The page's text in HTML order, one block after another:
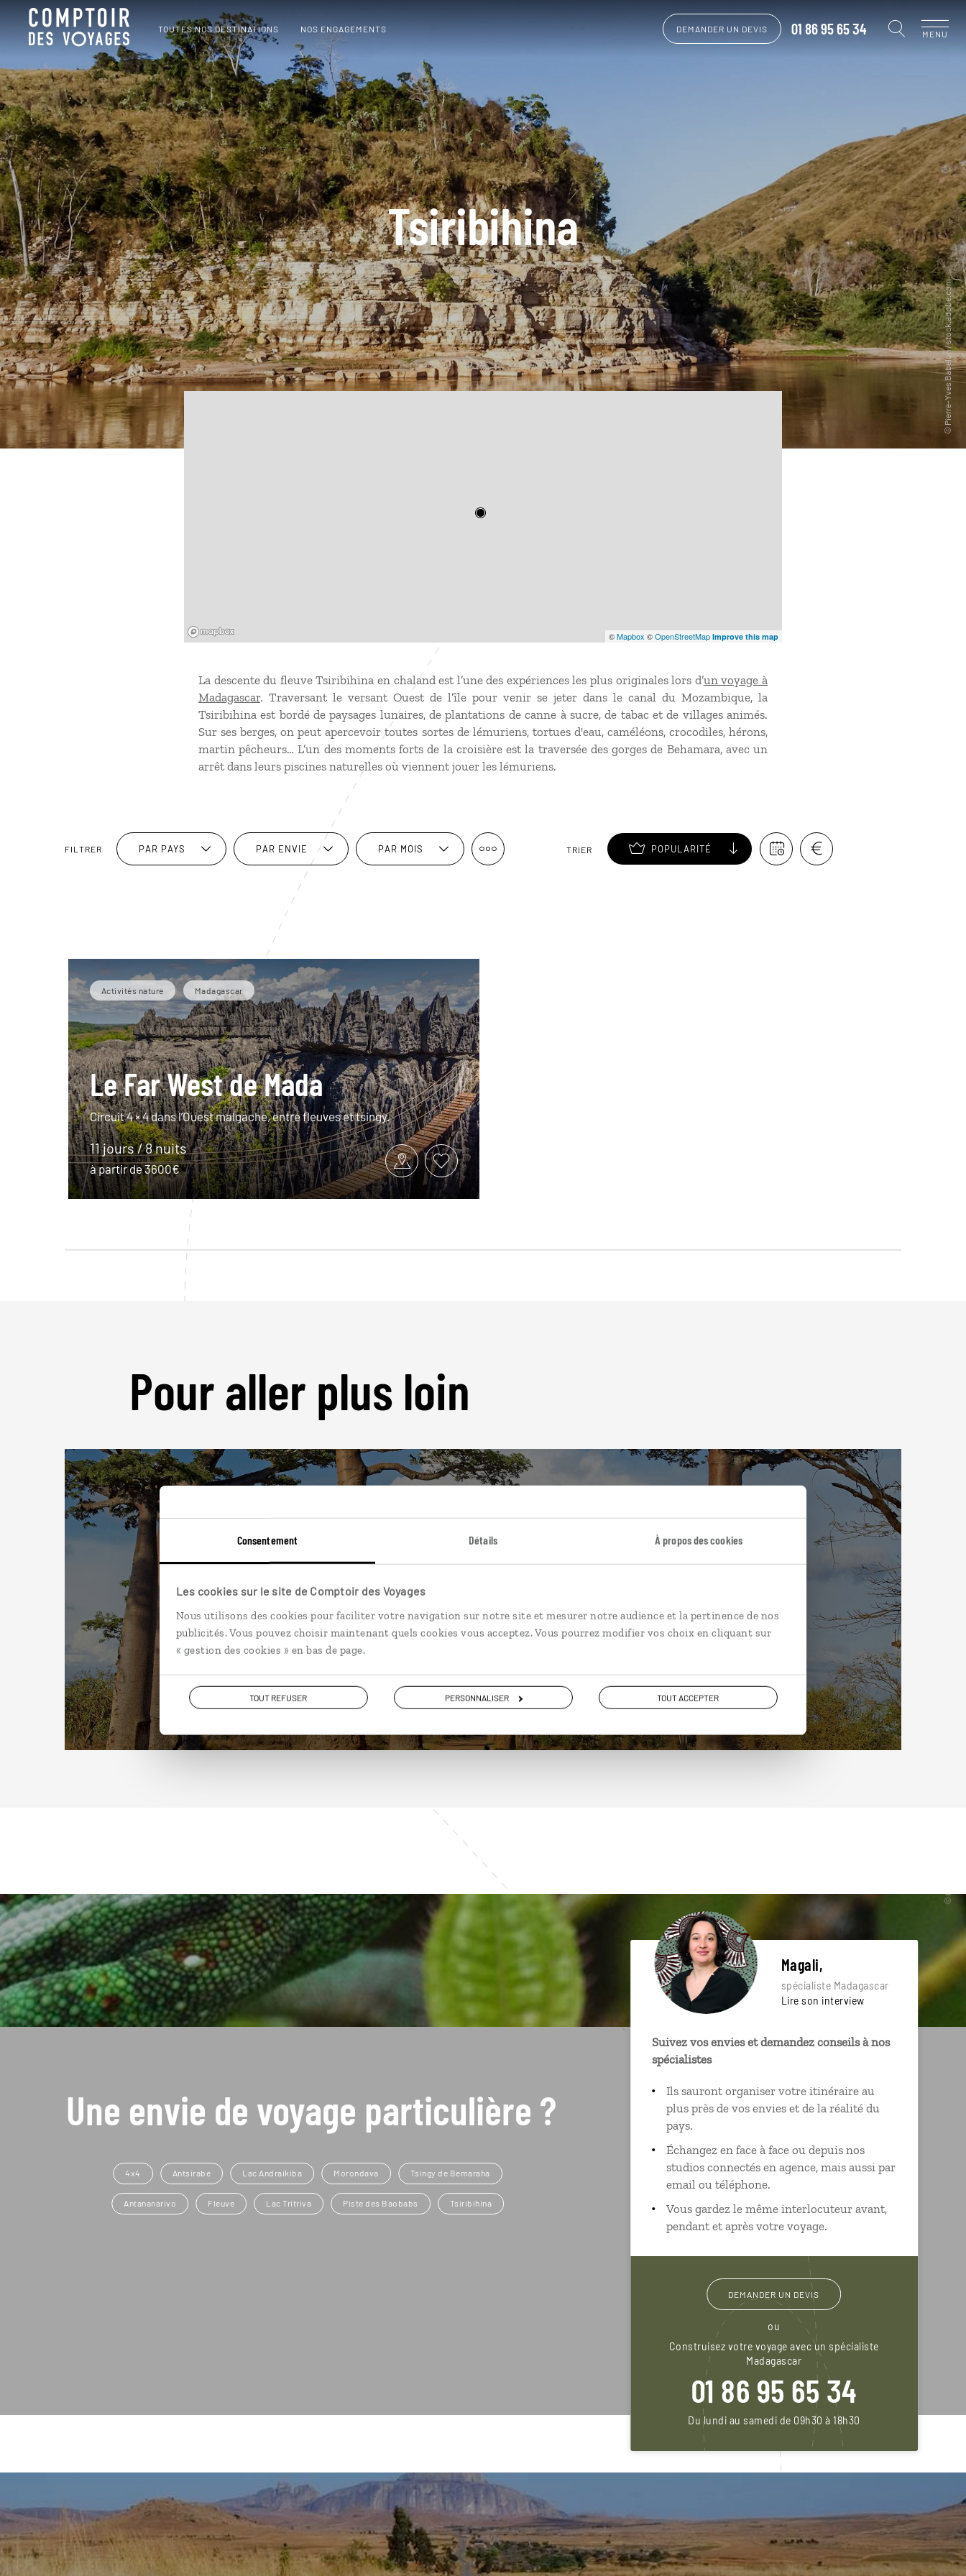
Consentement Détails À propos des cookies
Les cookies sur le site de Comptoir des Voyages
Nous utilisons des cookies pour faciliter votre navigation sur notre site et mesurer notre audience et la pertinence de nos
publicités. Vous pouvez choisir maintenant quels cookies vous acceptez. Vous pourrez modifier vos choix en cliquant sur
« gestion des cookies » en bas de page.
TOUT REFUSER PERSONNALISER TOUT ACCEPTER
TOUTES NOS DESTINATIONS NOS ENGAGEMENTS DEMANDER UN DEVIS 01 86 95 65 34 MENU
Tsiribihina
©Mapbox ©OpenStreetMap Improve this map
La descente du fleuve Tsiribihina en chaland est l’une des expériences les plus originales lors d’un voyage à
Madagascar. Traversant le versant Ouest de l’île pour venir se jeter dans le canal du Mozambique, la
Tsiribihina est bordé de paysages lunaires, de plantations de canne à sucre, de tabac et de villages animés.
Sur ses berges, on peut apercevoir toutes sortes de lémuriens, tortues d'eau, caméléons, crocodiles, hérons,
martin pêcheurs… L’un des moments forts de la croisière est la traversée des gorges de Behamara, avec un
arrêt dans leurs piscines naturelles où viennent jouer les lémuriens.
FILTRER PAR PAYS PAR ENVIE PAR MOIS TRIER POPULARITÉ
Activités nature Madagascar
Le Far West de Mada
Circuit 4 × 4 dans l’Ouest malgache, entre fleuves et tsingy.
11 jours / 8 nuits
à partir de 3600€
Pour aller plus loin
Nos 9 idées de voyage
Madagascar
Une envie de voyage particulière ?
4x4 Antsirabe Lac Andraikiba Morondava Tsingy de Bemaraha
Antananarivo Fleuve Lac Tritriva Piste des Baobabs Tsiribihina
Magali,
spécialiste Madagascar
Lire son interview
Suivez vos envies et demandez conseils à nos
spécialistes
Ils sauront organiser votre itinéraire au
plus près de vos envies et de la réalité du
pays.
Échangez en face à face ou depuis nos
studios connectés en agence, mais aussi par
email ou téléphone.
Vous gardez le même interlocuteur avant,
pendant et après votre voyage.
DEMANDER UN DEVIS
ou
Construisez votre voyage avec un spécialiste
Madagascar
01 86 95 65 34
Du lundi au samedi de 09h30 à 18h30